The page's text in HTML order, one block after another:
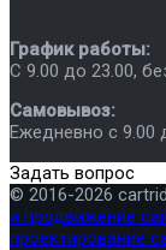
График работы:
C 9.00 до 23.00,
Самовывоз:
Ежедневно с 9.00
Задать вопрос
© 2016-2026
и продвижение
проектирование